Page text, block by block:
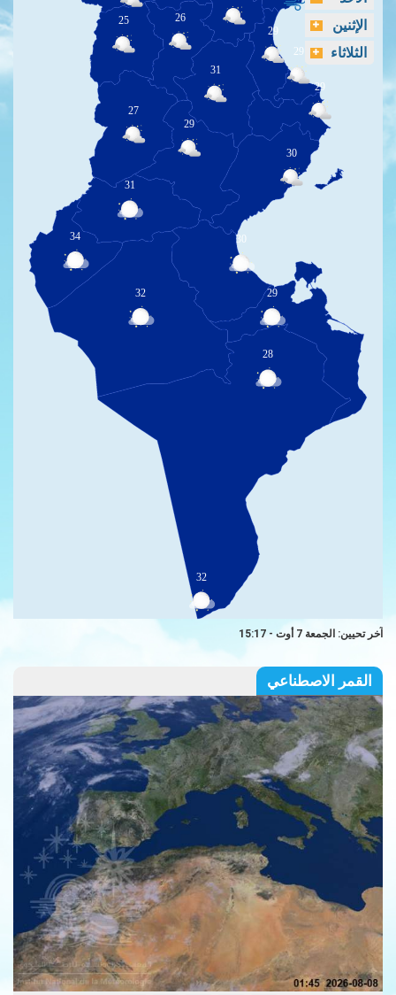
26
25
31
29
29
29
27
29
30
30
31
34
32 29
28
32
الإثنين
الثلاثاء
آخر تحيين: الجمعة 7 أوت - 15:17
القمر الاصطناعي